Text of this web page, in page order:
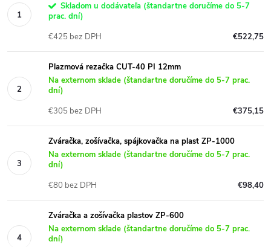
Skladom u dodávateľa (štandartne doručíme do 5-7
prac. dní)
€522,75
€425 bez DPH
Plazmová rezačka CUT-40 PI 12mm
Na externom sklade (štandartne doručíme do 5-7 prac.
dní)
€375,15
€305 bez DPH
Zváračka, zošívačka, spájkovačka na plast ZP-1000
Na externom sklade (štandartne doručíme do 5-7 prac.
dní)
€98,40
€80 bez DPH
Zváračka a zošívačka plastov ZP-600
Na externom sklade (štandartne doručíme do 5-7 prac.
dní)